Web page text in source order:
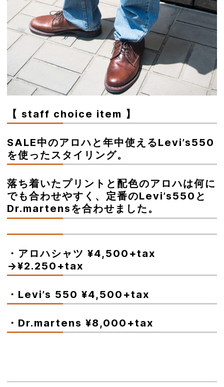
【 staff choice item 】
SALE中のアロハと年中使えるLevi’s550
を使ったスタイリング。
落ち着いたプリントと配色のアロハは何に
でも合わせやすく、定番のLevi’s550と
Dr.martensを合わせました。
・アロハシャツ ¥4,500+tax
→¥2.250+tax
・Levi’s 550 ¥4,500+tax
・Dr.martens ¥8,000+tax